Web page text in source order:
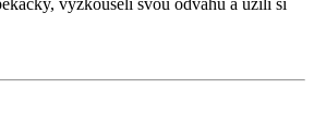
vyzkoušeli svou odvahu a užili si